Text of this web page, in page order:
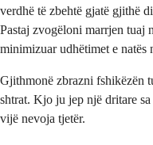
verdhë të zbehtë gjatë gjithë
Pastaj zvogëloni marrjen tuaj
minimizuar udhëtimet e natës
Gjithmonë zbrazni fshikëzën
shtrat. Kjo ju jep një dritare sa
vijë nevoja tjetër.